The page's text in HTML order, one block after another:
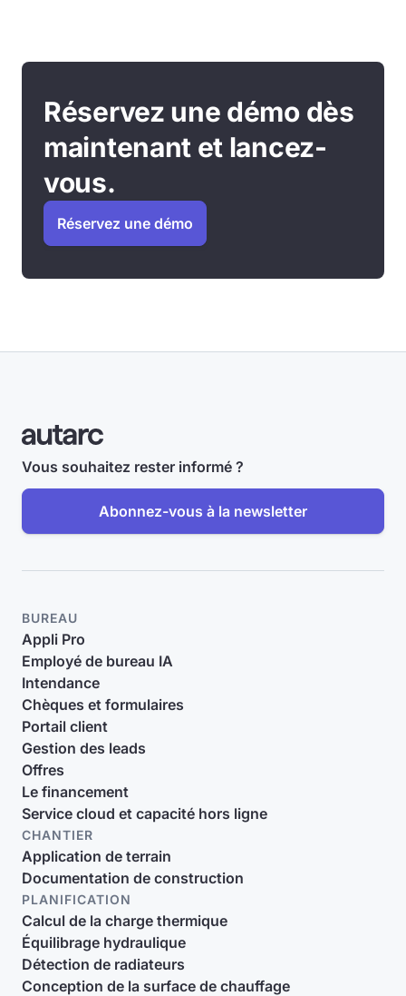
Réservez une démo dès
maintenant et lancez-
vous.
Réservez une démo
Vous souhaitez rester informé ?
Abonnez-vous à la newsletter
BUREAU
Appli Pro
Employé de bureau IA
Intendance
Chèques et formulaires
Portail client
Gestion des leads
Offres
Le financement
Service cloud et capacité hors ligne
CHANTIER
Application de terrain
Documentation de construction
PLANIFICATION
Calcul de la charge thermique
Équilibrage hydraulique
Détection de radiateurs
Conception de la surface de chauffage